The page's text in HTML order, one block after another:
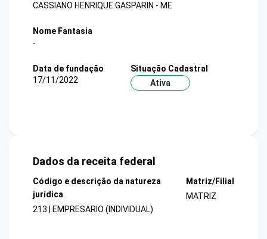
CASSIANO HENRIQUE GASPARIN - ME
Nome Fantasia
-
Data de fundação
17/11/2022
Situação Cadastral
Ativa
Dados da receita federal
Código e descrição da natureza
jurídica
213 | EMPRESARIO (INDIVIDUAL)
Matriz/Filial
MATRIZ